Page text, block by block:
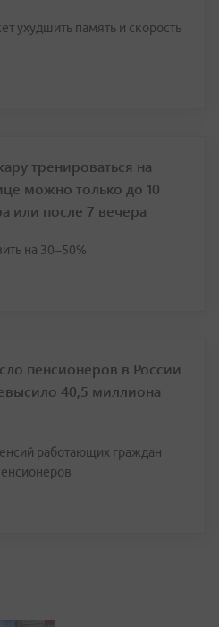
ухудшить память и скорость
тренироваться на
можно только до 10
или после 7 вечера
на 30–50%
пенсионеров в России
40,5 миллиона
работающих граждан